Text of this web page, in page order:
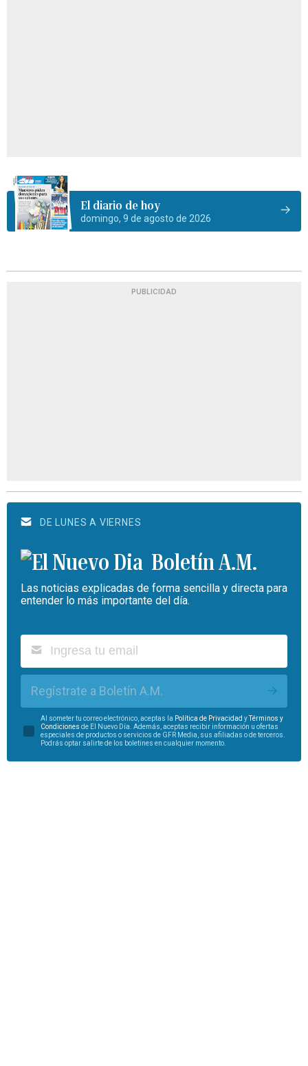
El diario de hoy
domingo, 9 de agosto de 2026
PUBLICIDAD
DE LUNES A VIERNES
Boletín A.M.
Las noticias explicadas de forma sencilla y directa para
entender lo más importante del día.
Regístrate a Boletín A.M.
Al someter tu correo electrónico, aceptas la Política de Privacidad yTérminos y
Condiciones de El Nuevo Día. Además, aceptas recibir información u ofertas
especiales de productos o servicios de GFR Media, sus afiliadas o de terceros.
Podrás optar salirte de los boletines en cualquier momento.